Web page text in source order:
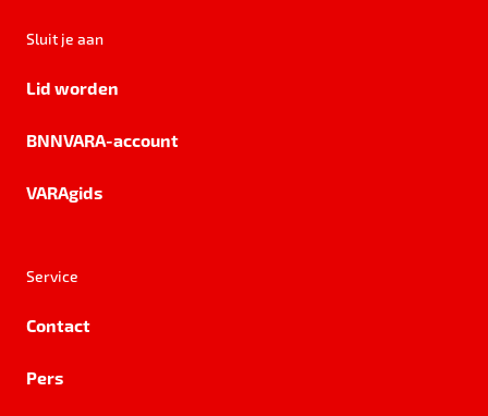
Sluit je aan
Lid worden
BNNVARA-account
VARAgids
Service
Contact
Pers